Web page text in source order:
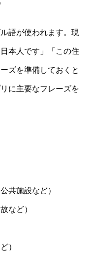
語が使われます。現
本人です」「この住
ズを準備しておくと
に主要なフレーズを
共施設など）
など）
）